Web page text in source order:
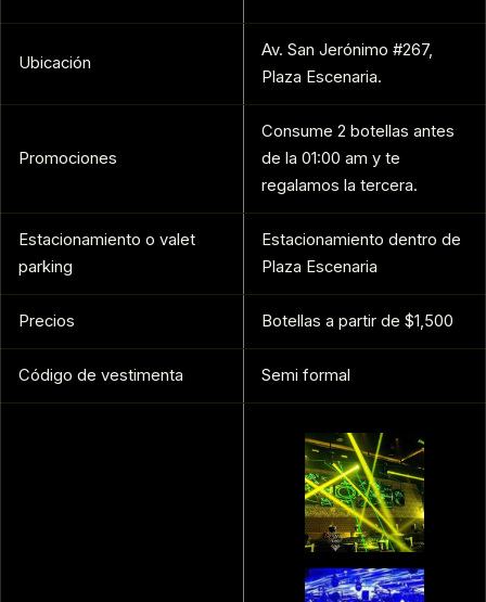
Ubicación
Av. San Jerónimo #267,
Plaza Escenaria.
Promociones
Consume 2 botellas antes
de la 01:00 am y te
regalamos la tercera.
Estacionamiento o valet
parking
Estacionamiento dentro de
Plaza Escenaria
Precios Botellas a partir de $1,500
Código de vestimenta Semi formal